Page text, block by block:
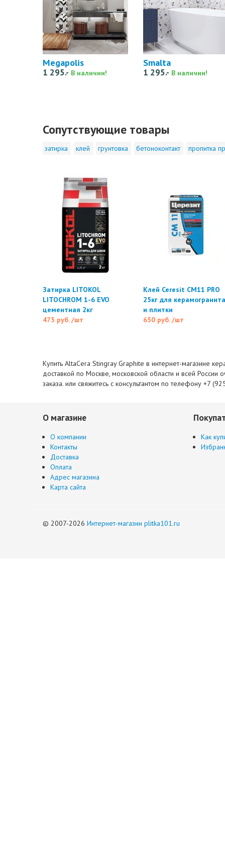
Megapolis
1 295.- В наличии!
Smalta
1 295.- В наличии!
Сопутствующие товары
затирка клей грунтовка бетоноконтакт пропитка
Затирка LITOKOL
LITOCHROM 1-6 EVO
цементная 2кг
475 руб./шт
Клей Ceresit CM11 PRO
25кг для керамогранита
и плитки
650 руб./шт
Купить AltaCera Stingray Graphite в интернет-магазине
доставкой по Москве, московской области и всей России
заказа. или свяжитесь с консультантом по телефону +7
О магазине
О компании
Контакты
Доставка
Оплата
Адрес магазина
Карта сайта
Как
© 2007-2026 Интернет-магазин plitka101.ru